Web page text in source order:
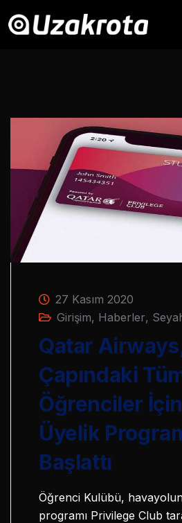
27 Kasım 2020
Girişim, Haberler,
Qatar
Çapındaki
Öğrenciler
Üyelik
Başlattı
Öğrenci Kulübü,
programı Privilege Club